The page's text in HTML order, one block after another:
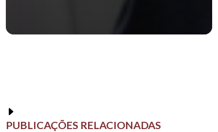
PUBLICAÇÕES RELACIONADAS